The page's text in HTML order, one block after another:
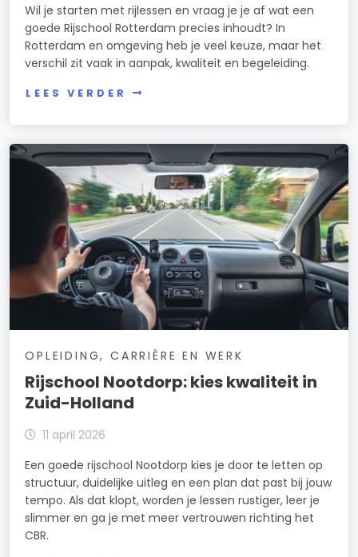
Wil je starten met rijlessen en vraag je je af wat een
goede Rijschool Rotterdam precies inhoudt? In
Rotterdam en omgeving heb je veel keuze, maar het
verschil zit vaak in aanpak, kwaliteit en begeleiding.
LEES VERDER
OPLEIDING, CARRIÈRE EN WERK
Rijschool Nootdorp: kies kwaliteit in
Zuid-Holland
11 april 2026
Een goede rijschool Nootdorp kies je door te letten op
structuur, duidelijke uitleg en een plan dat past bij jouw
tempo. Als dat klopt, worden je lessen rustiger, leer je
slimmer en ga je met meer vertrouwen richting het
CBR.